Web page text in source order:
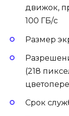
движок,
100 ГБ/с
Размер
(218
Срок